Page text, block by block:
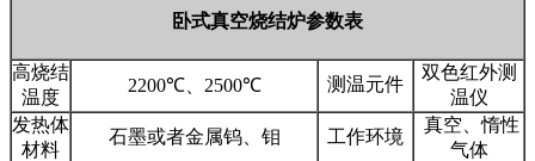
卧式真空烧结炉参数表
高烧结
温度
2200℃、2500℃ 测温元件
双色红外测
温仪
发热体
材料
石墨或者金属钨、钼 工作环境
真空、惰性
气体